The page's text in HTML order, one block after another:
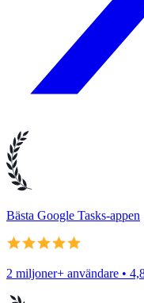
Bästa Google Tasks-appen
2 miljoner+ användare •